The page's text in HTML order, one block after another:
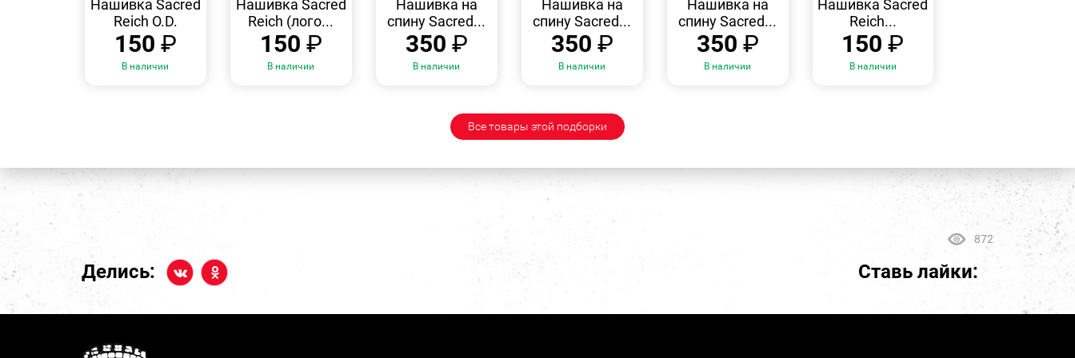
Нашивка Sacred
Reich O.D.
150 ₽
В наличии
Нашивка Sacred
Reich (лого...
150 ₽
В наличии
Нашивка на
спину Sacred...
350 ₽
В наличии
Нашивка на
спину Sacred...
350 ₽
В наличии
Нашивка на
спину Sacred...
350 ₽
В наличии
Нашивка Sacred
Reich...
150₽
В наличии
Все товары этой подборки
872
Делись: Ставь лайки: